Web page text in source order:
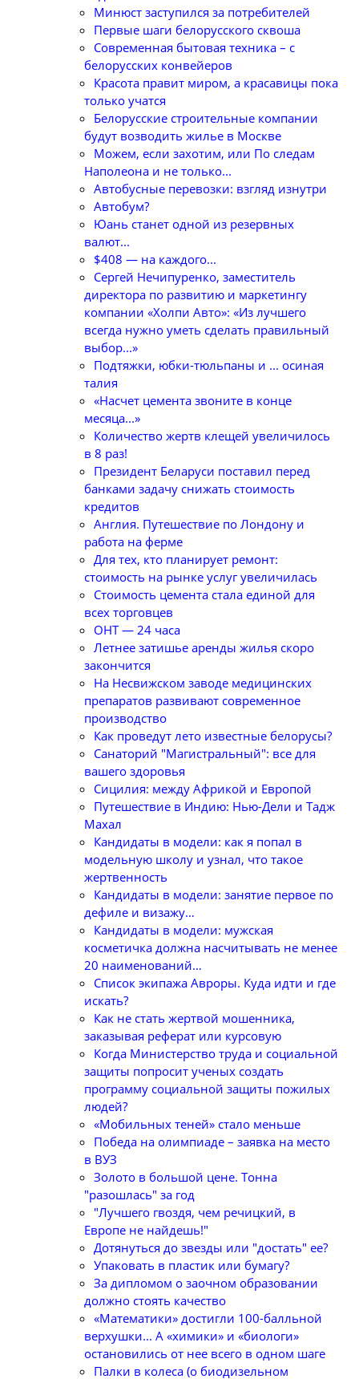
Минюст заступился за потребителей
Первые шаги белорусского сквоша
Cовременная бытовая техника – с
белорусских конвейеров
Красота правит миром, а красавицы пока
только учатся
Белорусские строительные компании
будут возводить жилье в Москве
Можем, если захотим, или По следам
Наполеона и не только...
Автобусные перевозки: взгляд изнутри
Автобум?
Юань станет одной из резервных
валют...
$408 — на каждого...
Сергей Нечипуренко, заместитель
директора по развитию и маркетингу
компании «Холпи Авто»: «Из лучшего
всегда нужно уметь сделать правильный
выбор...»
Подтяжки, юбки-тюльпаны и ... осиная
талия
«Насчет цемента звоните в конце
месяца...»
Количество жертв клещей увеличилось
в 8 раз!
Президент Беларуси поставил перед
банками задачу снижать стоимость
кредитов
Англия. Путешествие по Лондону и
работа на ферме
Для тех, кто планирует ремонт:
стоимость на рынке услуг увеличилась
Стоимость цемента стала единой для
всех торговцев
ОНТ — 24 часа
Летнее затишье аренды жилья скоро
закончится
На Несвижском заводе медицинских
препаратов развивают современное
производство
Как проведут лето известные белорусы?
Санаторий "Магистральный": все для
вашего здоровья
Сицилия: между Африкой и Европой
Путешествие в Индию: Нью-Дели и Тадж
Махал
Кандидаты в модели: как я попал в
модельную школу и узнал, что такое
жертвенность
Кандидаты в модели: занятие первое по
дефиле и визажу…
Кандидаты в модели: мужская
косметичка должна насчитывать не менее
20 наименований…
Список экипажа Авроры. Куда идти и где
искать?
Как не стать жертвой мошенника,
заказывая реферат или курсовую
Когда Министерство труда и социальной
защиты попросит ученых создать
программу социальной защиты пожилых
людей?
«Мобильных теней» стало меньше
Победа на олимпиаде – заявка на место
в ВУЗ
Золото в большой цене. Тонна
"разошлась" за год
"Лучшего гвоздя, чем речицкий, в
Европе не найдешь!"
Дотянуться до звезды или "достать" ее?
Упаковать в пластик или бумагу?
За дипломом о заочном образовании
должно стоять качество
«Математики» достигли 100-балльной
верхушки... А «химики» и «биологи»
остановились от нее всего в одном шаге
Палки в колеса (о биодизельном